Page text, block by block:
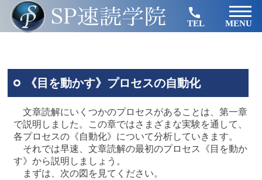
TEL MENU
《目を動かす》プロセスの自動化
文章読解にいくつかのプロセスがあることは、第一章
で説明しました。この章ではさまざまな実験を通して、
各プロセスの《自動化》について分析していきます。
それでは早速、文章読解の最初のプロセス《目を動か
す》から説明しましょう。
まずは、次の図を見てください。